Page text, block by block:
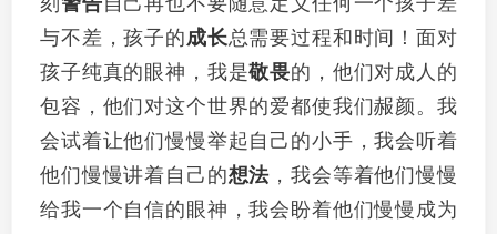
与不差，孩子的成长总需要过程和时间！面对
孩子纯真的眼神，我是敬畏的，他们对成人的
包容，他们对这个世界的爱都使我们赧颜。我
会试着让他们慢慢举起自己的小手，我会听着
他们慢慢讲着自己的想法 ，我会等着他们慢慢
给我一个自信的眼神，我会盼着他们慢慢成为